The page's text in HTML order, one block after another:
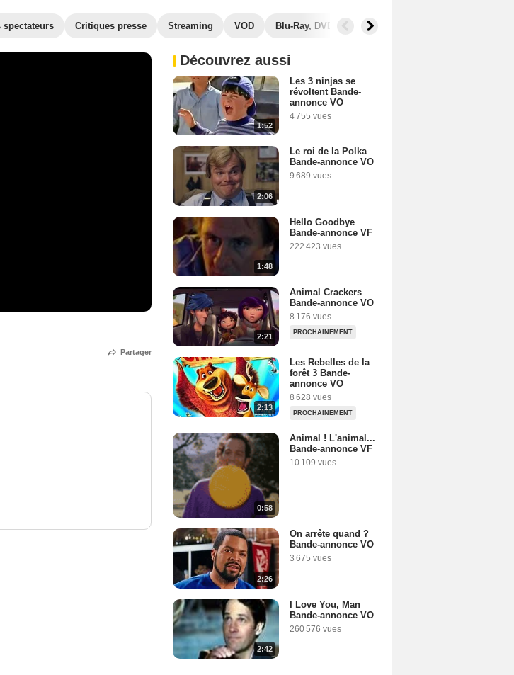
spectateurs Critiques presse Streaming VOD Blu-Ray, DVD Photos
Partager
Découvrez aussi
1:52
Les 3 ninjas se
révoltent Bande-
annonce VO
4 755 vues
2:06
Le roi de la Polka
Bande-annonce VO
9 689 vues
1:48
Hello Goodbye
Bande-annonce VF
222 423 vues
2:21
Animal Crackers
Bande-annonce VO
8 176 vues
PROCHAINEMENT
2:13
Les Rebelles de la
forêt 3 Bande-
annonce VO
8 628 vues
PROCHAINEMENT
0:58
Animal ! L'animal...
Bande-annonce VF
10 109 vues
2:26
On arrête quand ?
Bande-annonce VO
3 675 vues
2:42
I Love You, Man
Bande-annonce VO
260 576 vues